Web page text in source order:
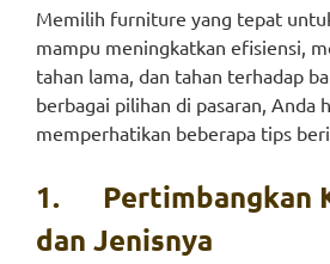
Memilih furniture yang tepat
mampu meningkatkan efisiensi,
tahan lama, dan tahan terhadap
berbagai pilihan di pasaran, Anda
memperhatikan beberapa tips
1. Pertimbangkan
dan Jenisnya